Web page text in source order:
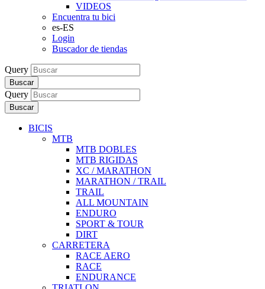
VIDEOS
Encuentra tu bici
es-ES
Login
Buscador de tiendas
Query
Buscar
Query
Buscar
BICIS
MTB
MTB DOBLES
MTB RIGIDAS
XC / MARATHON
MARATHON / TRAIL
TRAIL
ALL MOUNTAIN
ENDURO
SPORT & TOUR
DIRT
CARRETERA
RACE AERO
RACE
ENDURANCE